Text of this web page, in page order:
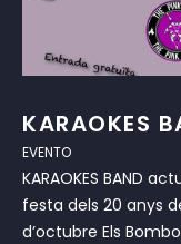
KARAOKES
EVENTO
KARAOKES BAND
festa dels 20 anys de
d’octubre Els